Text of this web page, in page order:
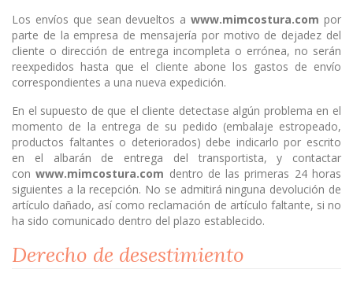
Los envíos que sean devueltos awww.mimcostura.com por
parte de la empresa de mensajería por motivo de dejadez del
cliente o dirección de entrega incompleta o errónea, no serán
reexpedidos hasta que el cliente abone los gastos de envío
correspondientes a una nueva expedición.
En el supuesto de que el cliente detectase algún problema en el
momento de la entrega de su pedido (embalaje estropeado,
productos faltantes o deteriorados) debe indicarlo por escrito
en el albarán de entrega del transportista, y contactar
conwww.mimcostura.com dentro de las primeras 24 horas
siguientes a la recepción. No se admitirá ninguna devolución de
artículo dañado, así como reclamación de artículo faltante, si no
ha sido comunicado dentro del plazo establecido.
Derecho de desestimiento